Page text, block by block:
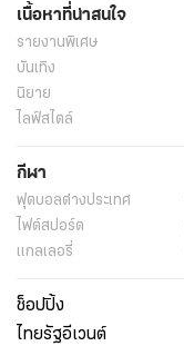
เนื้อหาที่น่าสนใจ
รายงานพิเศษ
บันเทิง
นิยาย
ไลฟ์สไตล์
กีฬา
ฟุตบอลต่่างประเทศ
ไฟต์สปอร์ต
แกลเลอรี่
ช็อปปิ้ง
ไทยรัฐอีเวนต์